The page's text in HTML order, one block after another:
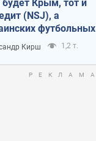
будет Крым, тот и
(NSJ), а
футбольных
могут
убийцами
Кирш 1,2 т.